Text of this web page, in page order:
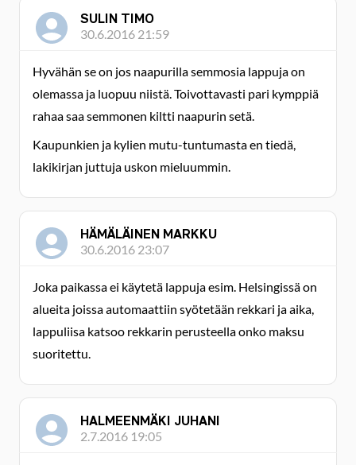
SULIN TIMO
30.6.2016 21:59
Hyvähän se on jos naapurilla semmosia lappuja on
olemassa ja luopuu niistä. Toivottavasti pari kymppiä
rahaa saa semmonen kiltti naapurin setä.
Kaupunkien ja kylien mutu-tuntumasta en tiedä,
lakikirjan juttuja uskon mieluummin.
HÄMÄLÄINEN MARKKU
30.6.2016 23:07
Joka paikassa ei käytetä lappuja esim. Helsingissä on
alueita joissa automaattiin syötetään rekkari ja aika,
lappuliisa katsoo rekkarin perusteella onko maksu
suoritettu.
HALMEENMÄKI JUHANI
2.7.2016 19:05